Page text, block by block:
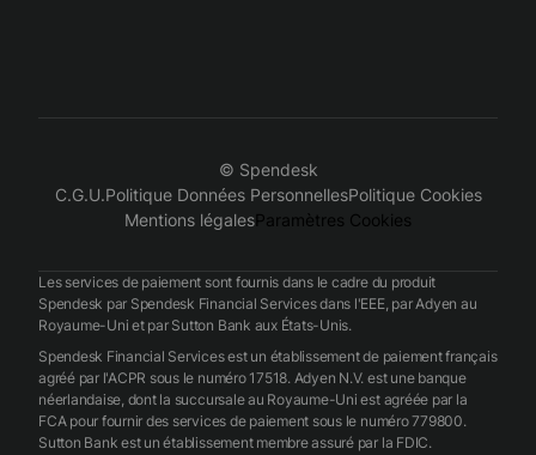
© Spendesk
C.G.U.Politique Données PersonnellesPolitique Cookies
Mentions légalesParamètres Cookies
Les services de paiement sont fournis dans le cadre du produit
Spendesk par Spendesk Financial Services dans l'EEE, par Adyen au
Royaume-Uni et par Sutton Bank aux États-Unis.
Spendesk Financial Services est un établissement de paiement français
agréé par l'ACPR sous le numéro 17518. Adyen N.V. est une banque
néerlandaise, dont la succursale au Royaume-Uni est agréée par la
FCA pour fournir des services de paiement sous le numéro 779800.
Sutton Bank est un établissement membre assuré par la FDIC.